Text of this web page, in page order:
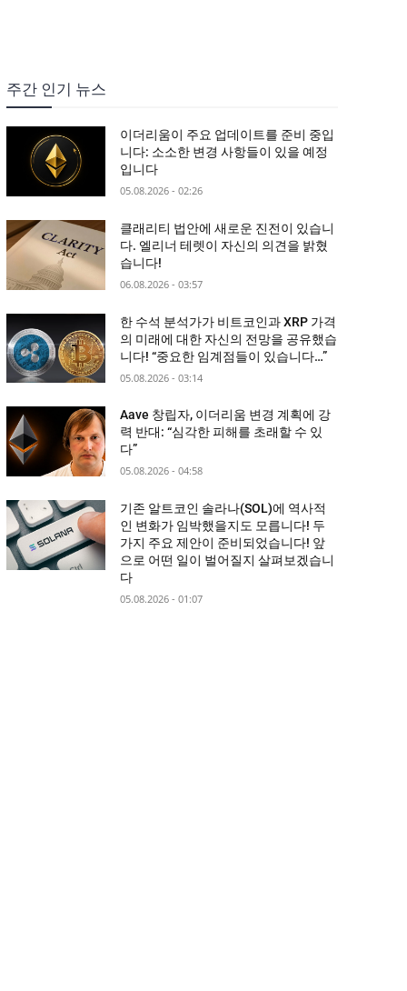
주간 인기 뉴스
이더리움이 주요 업데이트를 준비 중입
니다: 소소한 변경 사항들이 있을 예정
입니다
05.08.2026 - 02:26
클래리티 법안에 새로운 진전이 있습니
다. 엘리너 테렛이 자신의 의견을 밝혔
습니다!
06.08.2026 - 03:57
한 수석 분석가가 비트코인과 XRP 가격
의 미래에 대한 자신의 전망을 공유했습
니다! “중요한 임계점들이 있습니다…”
05.08.2026 - 03:14
Aave 창립자, 이더리움 변경 계획에 강
력 반대: “심각한 피해를 초래할 수 있
다”
05.08.2026 - 04:58
기존 알트코인 솔라나(SOL)에 역사적
인 변화가 임박했을지도 모릅니다! 두
가지 주요 제안이 준비되었습니다! 앞
으로 어떤 일이 벌어질지 살펴보겠습니
다
05.08.2026 - 01:07